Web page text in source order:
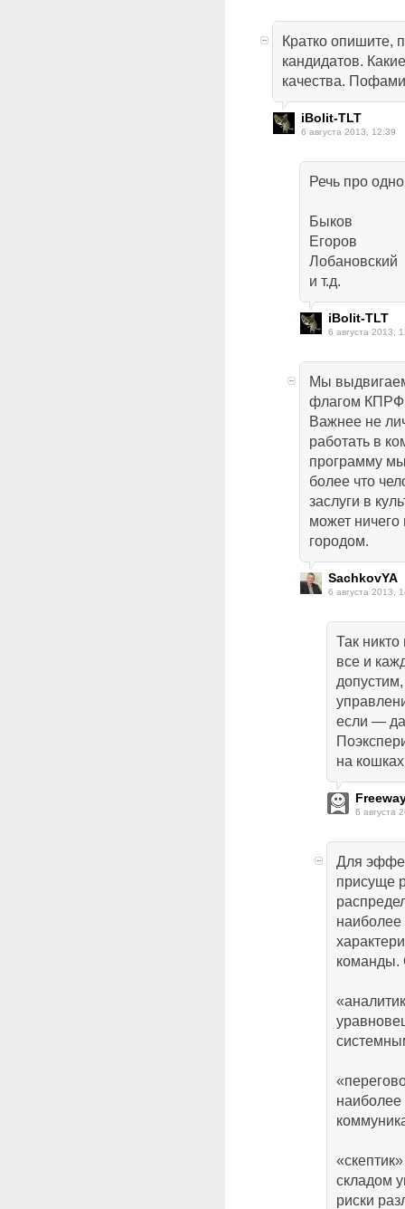
Кратко опишите,
кандидатов.
качества.
iBolit-TLT
6 августа 2013, 12:39
Речь про
Быков
Егоров
Лобановский
и т.д.
iBolit-TLT
6 августа 2013,
Мы
флагом
Важнее не
работать в
программу
более что
заслуги в
может ничего
городом.
SachkovYA
6 августа 2013,
Так
все и
если —
на
6 августа
Для
присуще
команды.
наиболее
складом
риски